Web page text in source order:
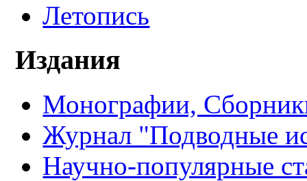
Летопись
Издания
Монографии,
Журнал "Подводные
Научно-популярные